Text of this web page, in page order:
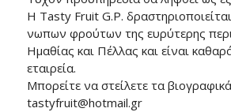
Η Tasty Fruit G.P.
νωπων φρούτων της ευρύτερης
Ημαθίας και Πέλλας και είναι
εταιρεία.
Μπορείτε να στείλετε τα
tastyfruit@hotmail.gr